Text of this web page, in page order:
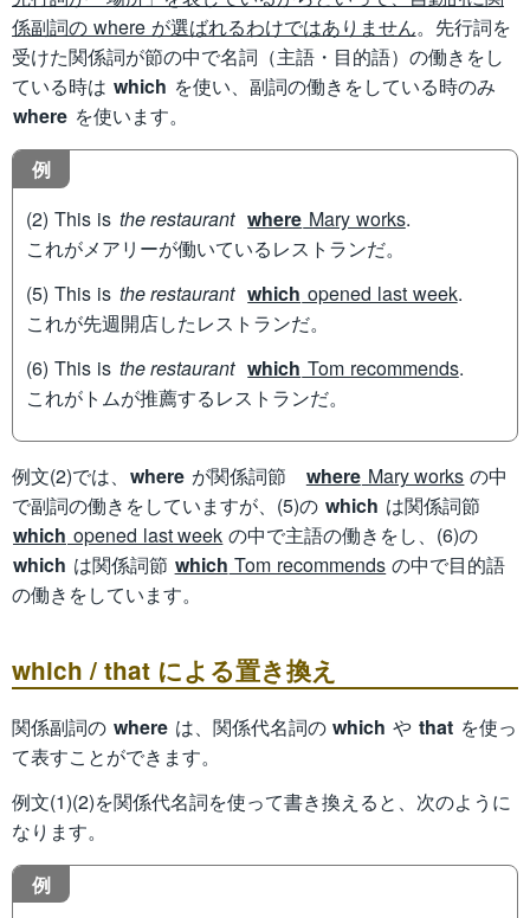
係副詞の where が選ばれるわけではありません。先行詞を
受けた関係詞が節の中で名詞（主語・目的語）の働きをし
ている時は which を使い、副詞の働きをしている時のみ
where を使います。
例
(2) This is the restaurant where Mary works.
これがメアリーが働いているレストランだ。
(5) This is the restaurant which opened last week.
これが先週開店したレストランだ。
(6) This is the restaurant which Tom recommends.
これがトムが推薦するレストランだ。
例文(2)では、 where が関係詞節 where Mary works の中
で副詞の働きをしていますが、(5)の which は関係詞節
which opened last week の中で主語の働きをし、(6)の
which は関係詞節 which Tom recommends の中で目的語
の働きをしています。
which / that による置き換え
関係副詞の where は、関係代名詞の which や that を使っ
て表すことができます。
例文(1)(2)を関係代名詞を使って書き換えると、次のように
なります。
例